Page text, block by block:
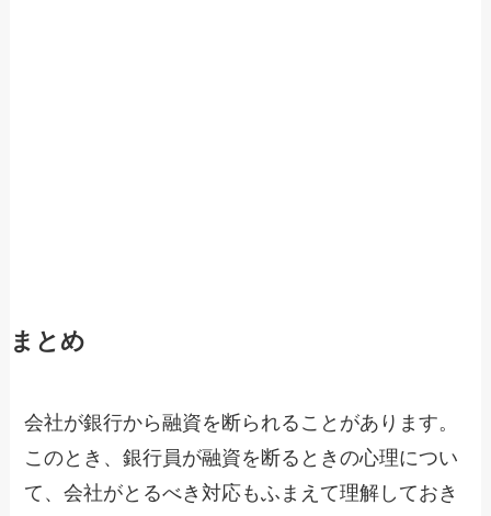
まとめ
会社が銀行から融資を断られることがあります。
このとき、銀行員が融資を断るときの心理につい
て、会社がとるべき対応もふまえて理解しておき